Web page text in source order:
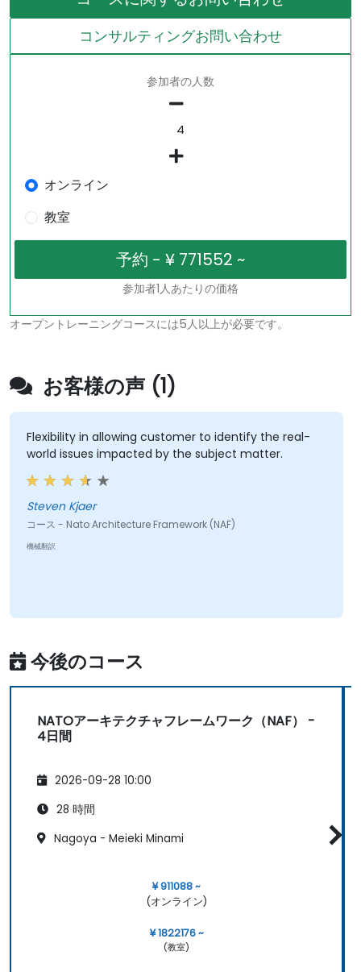
コンサルティングお問い合わせ
参加者の人数
オンライン
教室
参加者1人あたりの価格
オープントレーニングコースには5人以上が必要です。
お客様の声 (1)
Flexibility in allowing customer to identify the real-
world issues impacted by the subject matter.
Steven Kjaer
コース - Nato Architecture Framework (NAF)
機械翻訳
今後のコース
NATOアーキテクチャフレームワーク（NAF） -
4日間
2026-09-28 10:00
28 時間
Nagoya - Meieki Minami
¥ 911088 ~
(オンライン)
¥ 1822176 ~
(教室)